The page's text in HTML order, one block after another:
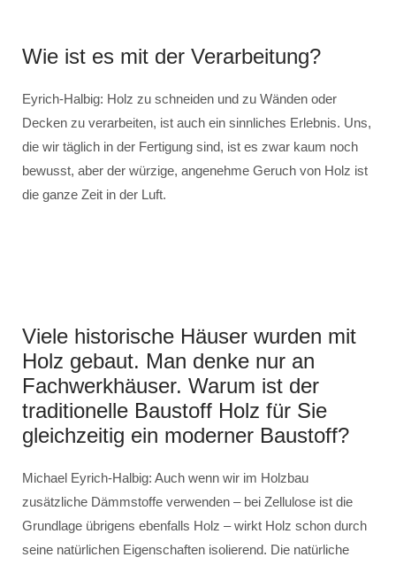
Wie ist es mit der Verarbeitung?
Eyrich-Halbig: Holz zu schneiden und zu Wänden oder
Decken zu verarbeiten, ist auch ein sinnliches Erlebnis. Uns,
die wir täglich in der Fertigung sind, ist es zwar kaum noch
bewusst, aber der würzige, angenehme Geruch von Holz ist
die ganze Zeit in der Luft.
Viele historische Häuser wurden mit
Holz gebaut. Man denke nur an
Fachwerkhäuser. Warum ist der
traditionelle Baustoff Holz für Sie
gleichzeitig ein moderner Baustoff?
Michael Eyrich-Halbig: Auch wenn wir im Holzbau
zusätzliche Dämmstoffe verwenden – bei Zellulose ist die
Grundlage übrigens ebenfalls Holz – wirkt Holz schon durch
seine natürlichen Eigenschaften isolierend. Die natürliche